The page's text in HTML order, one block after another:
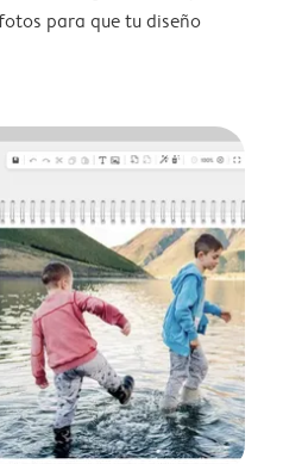
para que tu diseño